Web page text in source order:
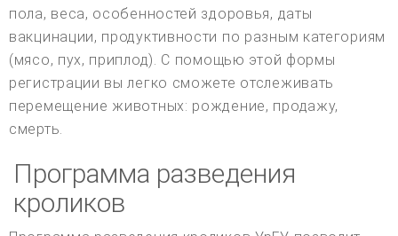
пола, веса, особенностей здоровья, даты
вакцинации, продуктивности по разным категориям
(мясо, пух, приплод). С помощью этой формы
регистрации вы легко сможете отслеживать
перемещение животных: рождение, продажу,
смерть.
Программа разведения
кроликов